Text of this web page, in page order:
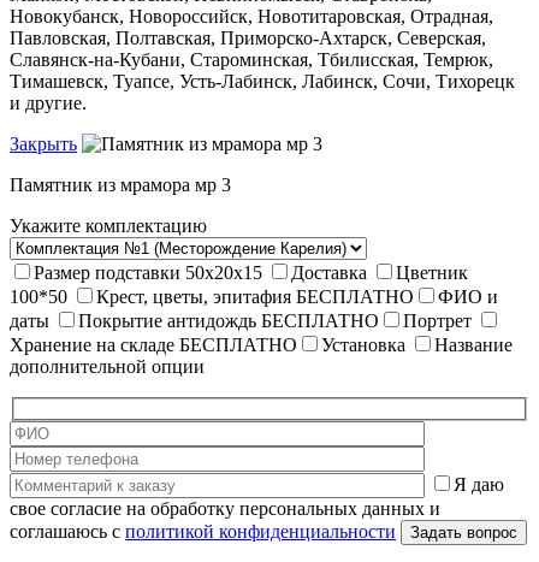
Новокубанск, Новороссийск, Новотитаровская, Отрадная,
Павловская, Полтавская, Приморско-Ахтарск, Северская,
Славянск-на-Кубани, Староминская, Тбилисская, Темрюк,
Тимашевск, Туапсе, Усть-Лабинск, Лабинск, Сочи, Тихорецк
и другие.
Закрыть
Памятник из мрамора мр 3
Укажите комплектацию
Размер подставки 50х20х15 Доставка
Цветник
100*50
Крест, цветы, эпитафия БЕСПЛАТНО
ФИО и
даты
Покрытие антидождь БЕСПЛАТНО
Портрет
Хранение на складе БЕСПЛАТНО Установка
Название
дополнительной опции
Я даю
свое согласие на обработку персональных данных и
соглашаюсь с политикой конфиденциальности